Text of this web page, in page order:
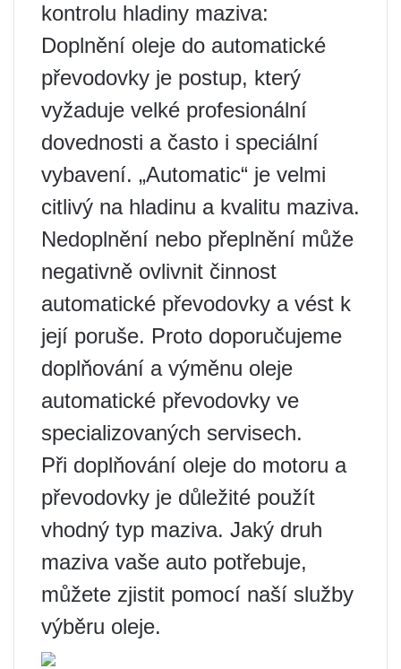
kontrolu hladiny maziva:
Doplnění oleje do automatické
převodovky je postup, který
vyžaduje velké profesionální
dovednosti a často i speciální
vybavení. „Automatic“ je velmi
citlivý na hladinu a kvalitu maziva.
Nedoplnění nebo přeplnění může
negativně ovlivnit činnost
automatické převodovky a vést k
její poruše. Proto doporučujeme
doplňování a výměnu oleje
automatické převodovky ve
specializovaných servisech.
Při doplňování oleje do motoru a
převodovky je důležité použít
vhodný typ maziva. Jaký druh
maziva vaše auto potřebuje,
můžete zjistit pomocí naší služby
výběru oleje.